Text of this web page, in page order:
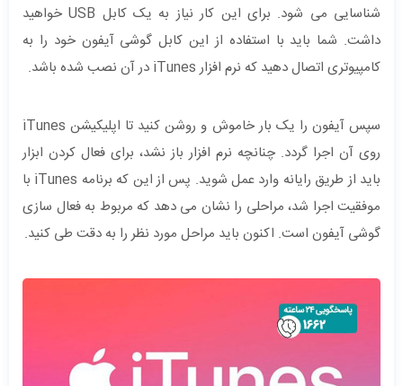
شناسایی می ‌شود. برای این کار نیاز به یک کابل USB خواهید
داشت. شما باید با استفاده از این کابل گوشی آیفون خود را به
کامپیوتری اتصال دهید که نرم‌ افزار iTunes در آن نصب شده باشد.
سپس آیفون را یک بار خاموش و روشن کنید تا اپلیکیشن iTunes
روی آن اجرا گردد. چنانچه نرم ‌افزار باز نشد، برای فعال کردن ابزار
باید از طریق رایانه وارد عمل شوید. پس از این که برنامه iTunes با
موفقیت اجرا شد، مراحلی را نشان می ‌دهد که مربوط به فعال سازی
گوشی آیفون است. اکنون باید مراحل مورد نظر را به دقت طی کنید.